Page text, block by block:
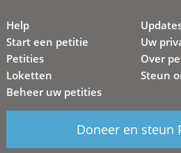
Help
Start een petitie
Petities
Loketten
Beheer uw petities
Uw
Over
Steun
Doneer en steun